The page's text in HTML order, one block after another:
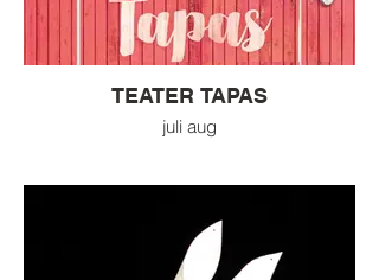
TEATER TAPAS
juli aug